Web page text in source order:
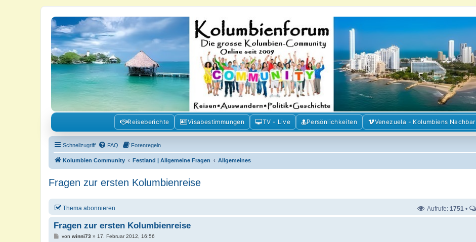
Kolumbienforum - Das grosse Forum der Freunde Kolumbiens
Reisen, Auswandern, Kultur, Politik, Geschichte und Visum in Kolumbien und Venezuela. Austausch, Erfahrungen und Gemeinschaft im Kolumbienforum
Reiseberichte Visabestimmungen TV - Live Persönlichkeiten Venezuela - Kolumbiens Nachbar
Schnellzugriff FAQ Forenregeln
Kolumbien Community Festland | Allgemeine Fragen Allgemeines
Fragen zur ersten Kolumbienreise
Thema abonnieren Aufrufe: 1751 •
Fragen zur ersten Kolumbienreise
Bvon winni73 » 17. Februar 2012, 16:56